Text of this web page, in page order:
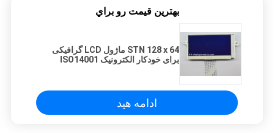
بهترين قيمت رو براي
STN 128 x 64 ماژول LCD گرافیکی
برای خودکار الکترونیک ISO14001
ادامه هید